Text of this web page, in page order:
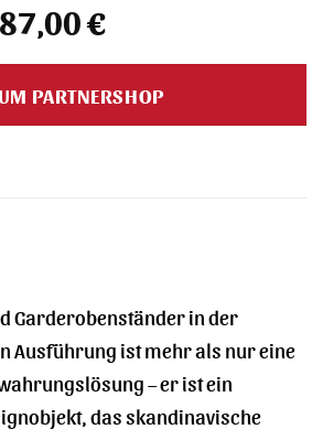
€
€Aktueller
ist:
187,00 €.
PARTNERSHOP
Garderobenständer in der
Ausführung ist mehr als nur eine
– er ist ein
das skandinavische